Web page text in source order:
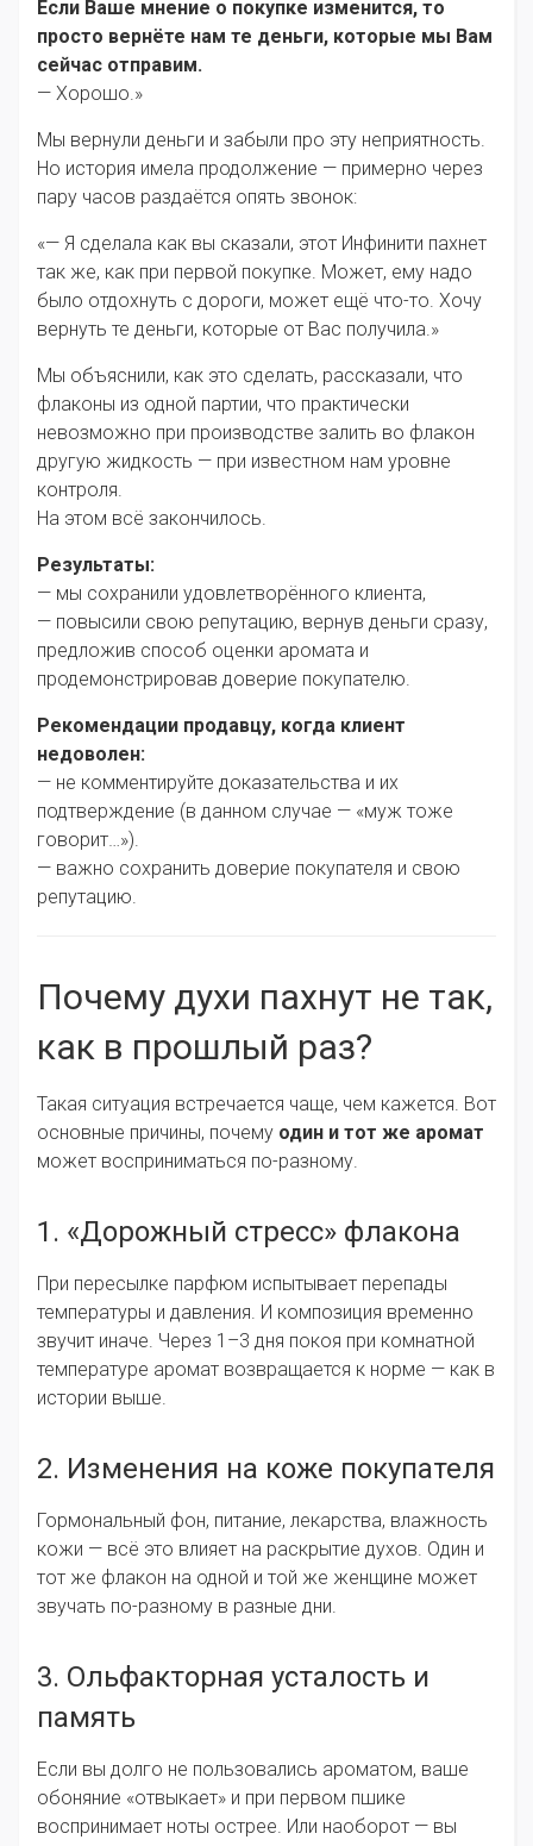
Если Ваше мнение о покупке изменится, то
просто вернёте нам те деньги, которые мы Вам
сейчас отправим.
— Хорошо.»
Мы вернули деньги и забыли про эту неприятность.
Но история имела продолжение — примерно через
пару часов раздаётся опять звонок:
«— Я сделала как вы сказали, этот Инфинити пахнет
так же, как при первой покупке. Может, ему надо
было отдохнуть с дороги, может ещё что-то. Хочу
вернуть те деньги, которые от Вас получила.»
Мы объяснили, как это сделать, рассказали, что
флаконы из одной партии, что практически
невозможно при производстве залить во флакон
другую жидкость — при известном нам уровне
контроля.
На этом всё закончилось.
Результаты:
— мы сохранили удовлетворённого клиента,
— повысили свою репутацию, вернув деньги сразу,
предложив способ оценки аромата и
продемонстрировав доверие покупателю.
Рекомендации продавцу, когда клиент
недоволен:
— не комментируйте доказательства и их
подтверждение (в данном случае — «муж тоже
говорит…»).
— важно сохранить доверие покупателя и свою
репутацию.
Почему духи пахнут не так,
как в прошлый раз?
Такая ситуация встречается чаще, чем кажется. Вот
основные причины, почему один и тот же аромат
может восприниматься по-разному.
1. «Дорожный стресс» флакона
При пересылке парфюм испытывает перепады
температуры и давления. И композиция временно
звучит иначе. Через 1–3 дня покоя при комнатной
температуре аромат возвращается к норме — как в
истории выше.
2. Изменения на коже покупателя
Гормональный фон, питание, лекарства, влажность
кожи — всё это влияет на раскрытие духов. Один и
тот же флакон на одной и той же женщине может
звучать по-разному в разные дни.
3. Ольфакторная усталость и
память
Если вы долго не пользовались ароматом, ваше
обоняние «отвыкает» и при первом пшике
воспринимает ноты острее. Или наоборот — вы